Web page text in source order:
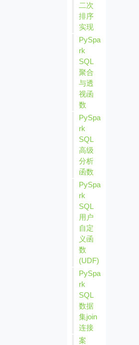
二次
排序
实现
PySpa
rk
SQL
聚合
与透
视函
数
PySpa
rk
SQL
高级
分析
函数
PySpa
rk
SQL
用户
自定
义函
数
(UDF)
PySpa
rk
SQL
数据
集join
连接
案